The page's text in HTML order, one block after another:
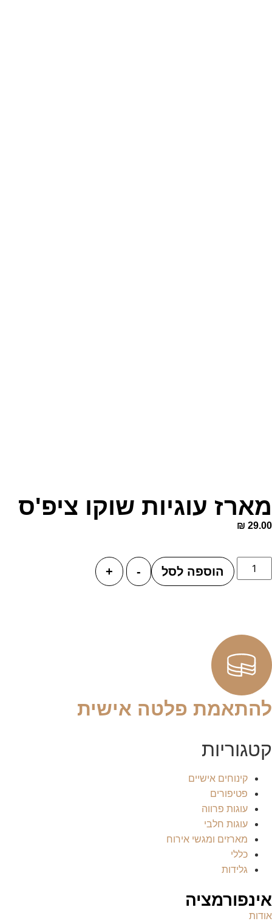
מארז עוגיות שוקו ציפ'ס
₪ 29.00
-
+ הוספה לסל
להתאמת פלטה אישית
קטגוריות
קינוחים אישיים
פטיפורים
עוגות פרווה
עוגות חלבי
מארזים ומגשי אירוח
כללי
גלידות
אינפורמציה
אודות